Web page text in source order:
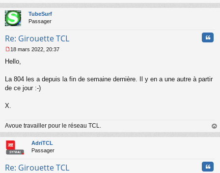
n
o
n
l
au
TubeSurf
Passager
Re: Girouette TCL
e
s
g
n
l
u
18 mars 2022, 20:37
Hello,
La 804 les a depuis la fin de semaine dernière. Il y en a une autre à partir
de ce jour :-)
X.
Avoue travailler pour le réseau TCL.
au
AdriTCL
Passager
Re: Girouette TCL